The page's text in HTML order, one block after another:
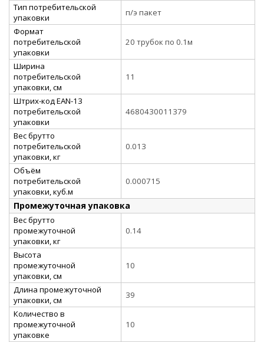
Тип потребительской
упаковки
п/э пакет
Формат
потребительской
упаковки
20 трубок по 0.1м
Ширина
потребительской
упаковки, см
11
Штрих-код EAN-13
потребительской
упаковки
4680430011379
Вес брутто
потребительской
упаковки, кг
0.013
Объём
потребительской
упаковки, куб.м
0.000715
Промежуточная упаковка
Вес брутто
промежуточной
упаковки, кг
0.14
Высота
промежуточной
упаковки, см
10
Длина промежуточной
упаковки, см
39
Количество в
промежуточной
упаковке
10